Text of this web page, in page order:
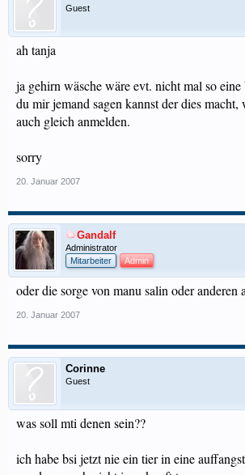
Guest
ah tanja
ja gehirn wäsche wäre evt. nicht mal so
du mir jemand sagen kannst der dies macht,
auch gleich anmelden.
sorry
20. Januar 2007
Gandalf
Administrator
Mitarbeiter
Admin
oder die sorge von manu salin oder anderen
20. Januar 2007
Corinne
Guest
was soll mti denen sein??
ich habe bsi jetzt nie ein tier in eine